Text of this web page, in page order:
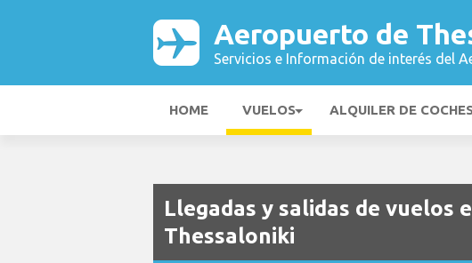
Aeropuerto de
Servicios e Información de interés del
HOME VUELOS ALQUILER DE
Llegadas y salidas de vuelos
Thessaloniki